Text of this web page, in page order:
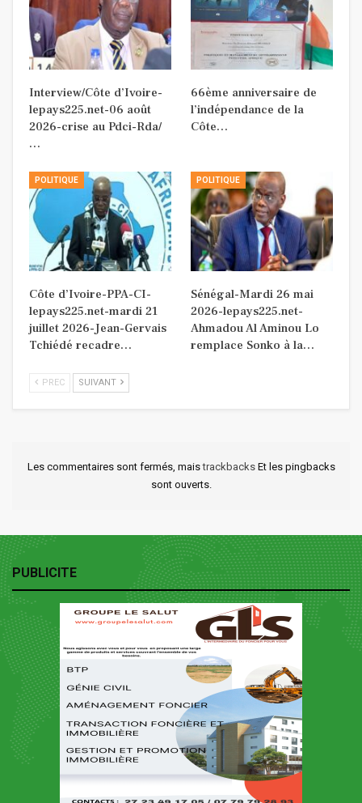
Interview/Côte d’Ivoire-
lepays225.net-06 août
2026-crise au Pdci-Rda/
…
66ème anniversaire de
l’indépendance de la
Côte…
POLITIQUE
Côte d’Ivoire-PPA-CI-
lepays225.net-mardi 21
juillet 2026-Jean-Gervais
Tchiédé recadre…
POLITIQUE
Sénégal-Mardi 26 mai
2026-lepays225.net-
Ahmadou Al Aminou Lo
remplace Sonko à la…
PREC SUIVANT
Les commentaires sont fermés, maistrackbacks Et les pingbacks
sont ouverts.
PUBLICITE